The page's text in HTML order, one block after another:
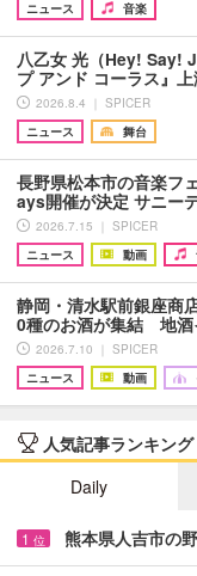
ニュース 音楽
八乙女 光（Hey! Say!
プ アンド コーラス』
2026.8.4 ｜ SPICER
ニュース
舞台
長野県松本市の音楽フ
ays開催が決定 サニー
2026.7.15 ｜ SPICER
ニュース
動画
静岡・清水駅前銀座商
0種のお酒が集結 地
2026.7.10 ｜ SPICER
ニュース
動画
人気記事ランキング
Daily
1 位 熊本県人吉市の